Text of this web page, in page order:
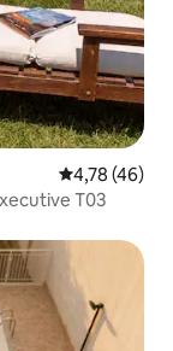
Priemerné
4,78 (46)
T03